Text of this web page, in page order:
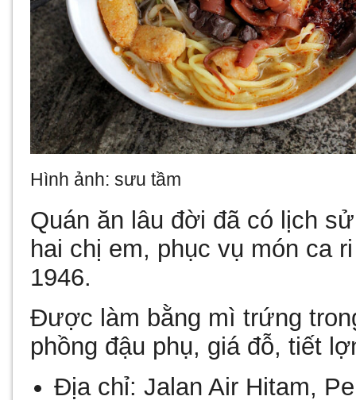
Hình ảnh: sưu tầm
Quán ăn lâu đời đã có lịch
hai chị em, phục vụ món ca
1946.
Được làm bằng mì trứng
phồng đậu phụ, giá đỗ, tiết
Địa chỉ:Jalan Air Hitam,